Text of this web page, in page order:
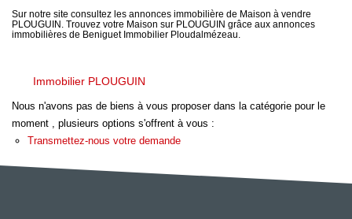
VENDRE
NOTRE AGENCE
Qui Sommes Nous
Notre Philosophie
Biens Vendus
Créer une alerte
Sur notre site consultez les annonces immobilière de Maison à vendre
PLOUGUIN. Trouvez votre Maison sur PLOUGUIN grâce aux annonces
immobilières de Beniguet Immobilier Ploudalmézeau.
Immobilier PLOUGUIN
Nous n'avons pas de biens à vous proposer dans la catégorie pour le
moment , plusieurs options s'offrent à vous :
Transmettez-nous votre demande